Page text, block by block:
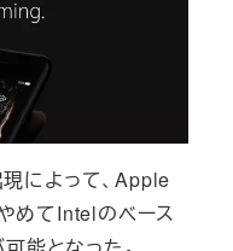
によって、Apple
めてIntelのベース